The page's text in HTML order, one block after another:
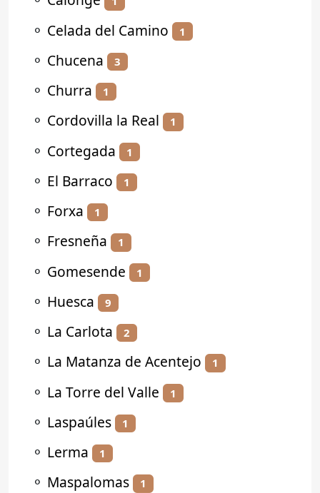
⚬ Celada del Camino 1
⚬ Chucena 3
⚬ Churra 1
⚬ Cordovilla la Real 1
⚬ Cortegada 1
⚬ El Barraco 1
⚬ Forxa 1
⚬ Fresneña 1
⚬ Gomesende 1
⚬ Huesca 9
⚬ La Carlota 2
⚬ La Matanza de Acentejo 1
⚬ La Torre del Valle 1
⚬ Laspaúles 1
⚬ Lerma 1
⚬ Maspalomas 1